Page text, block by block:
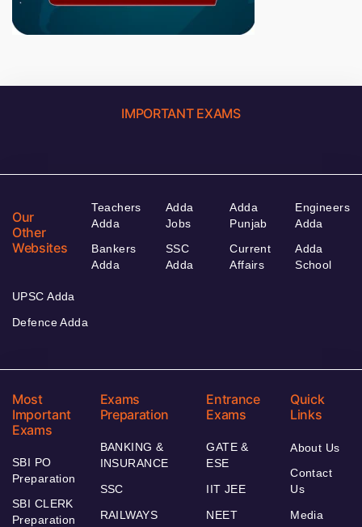
IMPORTANT EXAMS
Our
Other
Websites
Teachers
Adda
Bankers
Adda
Adda
Jobs
SSC
Adda
Adda
Punjab
Current
Affairs
Engineers
Adda
Adda
School
UPSC Adda
Defence Adda
Most
Important
Exams
SBI PO
Preparation
SBI CLERK
Preparation
Exams
Preparation
BANKING &
INSURANCE
SSC
RAILWAYS
Entrance
Exams
GATE &
ESE
IIT JEE
NEET
Quick
Links
About Us
Contact
Us
Media